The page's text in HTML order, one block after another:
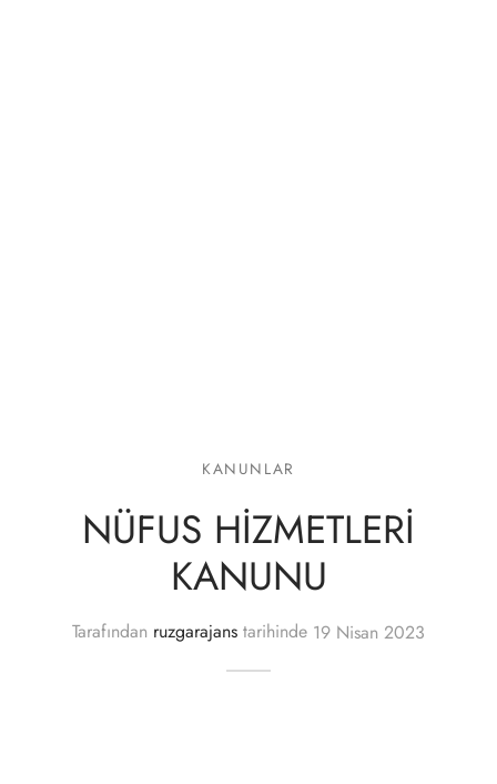
KANUNLAR
NÜFUS HİZMETLERİ
KANUNU
Tarafından ruzgarajans tarihinde 19 Nisan 2023